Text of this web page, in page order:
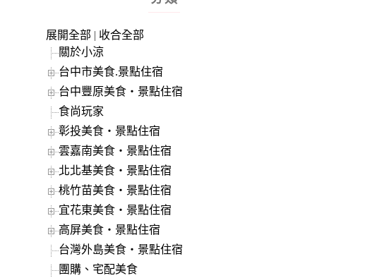
展開全部 | 收合全部
關於小涼
台中市美食.景點住宿
台中豐原美食‧景點住宿
食尚玩家
彰投美食‧景點住宿
雲嘉南美食‧景點住宿
北北基美食‧景點住宿
桃竹苗美食‧景點住宿
宜花東美食‧景點住宿
高屏美食‧景點住宿
台灣外島美食‧景點住宿
團購、宅配美食